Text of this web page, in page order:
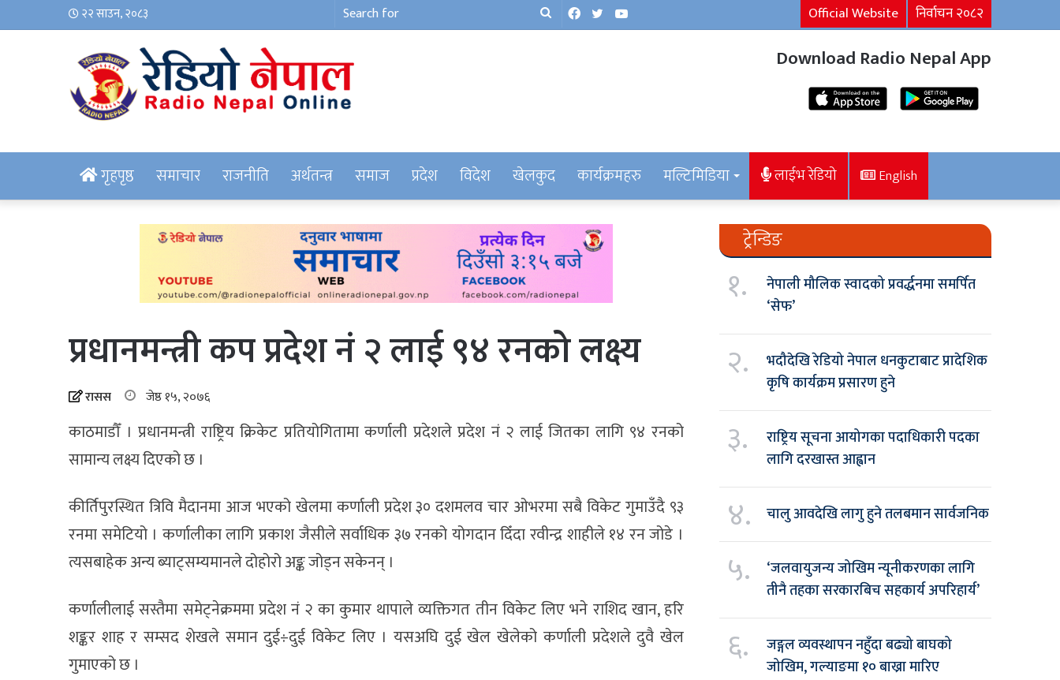
२२ साउन, २०८३
SearchFacebook
TwitterYouTube Official Website निर्वाचन २०८२
Download Radio Nepal App
गृहपृष्ठ समाचार राजनीति अर्थतन्त्र समाज प्रदेश विदेश खेलकुद कार्यक्रमहरु मल्टिमिडिया लाईभ रेडियो English
प्रधानमन्त्री कप प्रदेश नं २ लाई ९४ रनको लक्ष्य
रासस जेष्ठ १५, २०७६
काठमाडौँ । प्रधानमन्त्री राष्ट्रिय क्रिकेट प्रतियोगितामा कर्णाली प्रदेशले प्रदेश नं २ लाई जितका लागि ९४ रनको
सामान्य लक्ष्य दिएको छ ।
कीर्तिपुरस्थित त्रिवि मैदानमा आज भएको खेलमा कर्णाली प्रदेश ३० दशमलव चार ओभरमा सबै विकेट गुमाउँदै ९३
रनमा समेटियो । कर्णालीका लागि प्रकाश जैसीले सर्वाधिक ३७ रनको योगदान दिँदा रवीन्द्र शाहीले १४ रन जोडे ।
त्यसबाहेक अन्य ब्याट्सम्यमानले दोहोरो अङ्क जोड्न सकेनन् ।
कर्णालीलाई सस्तैमा समेट्नेक्रममा प्रदेश नं २ का कुमार थापाले व्यक्तिगत तीन विकेट लिए भने राशिद खान, हरि
शङ्कर शाह र सम्सद शेखले समान दुई÷दुई विकेट लिए । यसअघि दुई खेल खेलेको कर्णाली प्रदेशले दुवै खेल
गुमाएको छ ।
ट्रेन्डिङ
१.
नेपाली मौलिक स्वादको प्रवर्द्धनमा समर्पित
‘सेफ’
२.
भदौदेखि रेडियो नेपाल धनकुटाबाट प्रादेशिक
कृषि कार्यक्रम प्रसारण हुने
३.
राष्ट्रिय सूचना आयोगका पदाधिकारी पदका
लागि दरखास्त आह्वान
४. चालु आवदेखि लागु हुने तलबमान सार्वजनिक
५.
‘जलवायुजन्य जोखिम न्यूनीकरणका लागि
तीनै तहका सरकारबिच सहकार्य अपरिहार्य’
६.
जङ्गल व्यवस्थापन नहुँदा बढ्यो बाघको
जोखिम, गल्याङमा १० बाख्रा मारिए